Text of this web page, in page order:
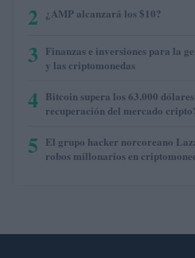
2 ¿AMP alcanzará los $10?
3 Finanzas e inversiones para la
y las criptomonedas
4 Bitcoin supera los 63.000
recuperación del mercado
5 El grupo hacker norcoreano
robos millonarios en